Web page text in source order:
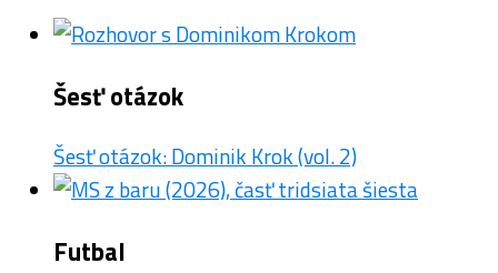
Šesť otázok
Šesť otázok: Dominik Krok (vol. 2)
Futbal